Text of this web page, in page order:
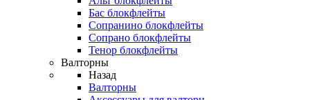
Бас блокфлейты
Сопранино блокфлейты
Сопрано блокфлейты
Тенор блокфлейты
Валторны
Назад
Валторны